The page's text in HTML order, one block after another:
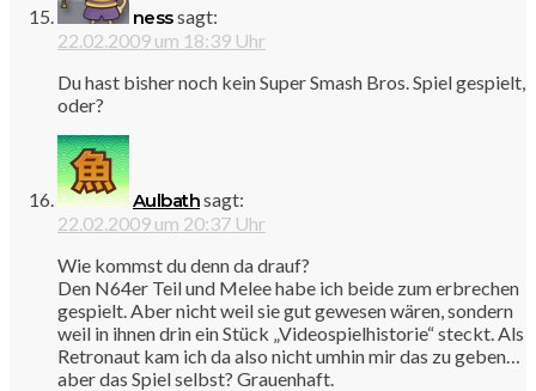
nesssagt:
22.02.2009 um 18:39 Uhr
Du hast bisher noch kein Super Smash Bros. Spiel gespielt,
oder?
Aulbathsagt:
22.02.2009 um 20:37 Uhr
Wie kommst du denn da drauf?
Den N64er Teil und Melee habe ich beide zum erbrechen
gespielt. Aber nicht weil sie gut gewesen wären, sondern
weil in ihnen drin ein Stück „Videospielhistorie“ steckt. Als
Retronaut kam ich da also nicht umhin mir das zu geben…
aber das Spiel selbst? Grauenhaft.